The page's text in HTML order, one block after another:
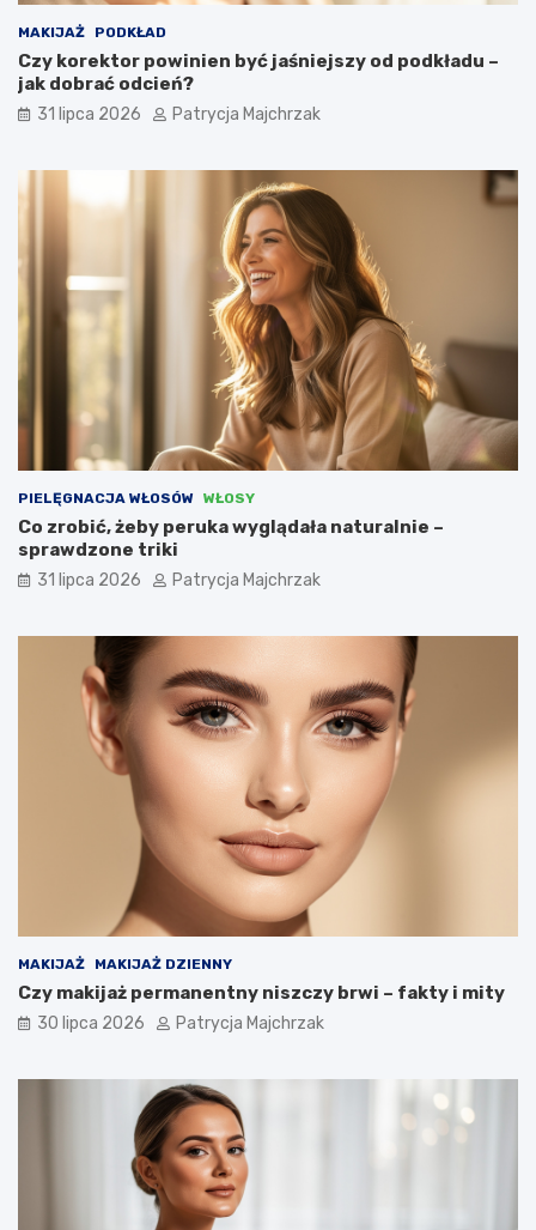
MAKIJAŻ PODKŁAD
Czy korektor powinien być jaśniejszy od podkładu –
jak dobrać odcień?
31 lipca 2026 Patrycja Majchrzak
PIELĘGNACJA WŁOSÓW WŁOSY
Co zrobić, żeby peruka wyglądała naturalnie –
sprawdzone triki
31 lipca 2026 Patrycja Majchrzak
MAKIJAŻ MAKIJAŻ DZIENNY
Czy makijaż permanentny niszczy brwi – fakty i mity
30 lipca 2026 Patrycja Majchrzak